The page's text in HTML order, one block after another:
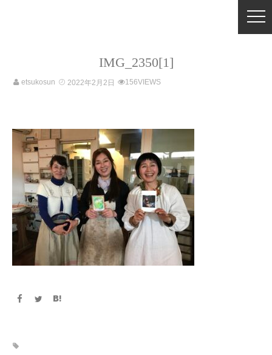
IMG_2350[1]
etsukosun 2022年2月2日 156VIEWS